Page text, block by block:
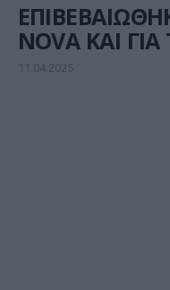
NOVA ΚΑΙ
11.04.2025